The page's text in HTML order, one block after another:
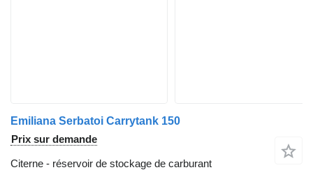
Emiliana Serbatoi Carrytank 150
Prix sur demande
Citerne - réservoir de stockage de carburant